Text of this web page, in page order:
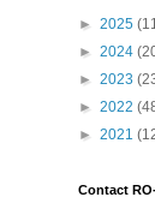
► 2025
► 2024
► 2023
► 2022
► 2021
Contact